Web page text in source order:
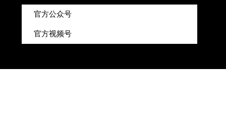
官方公众号
官方视频号